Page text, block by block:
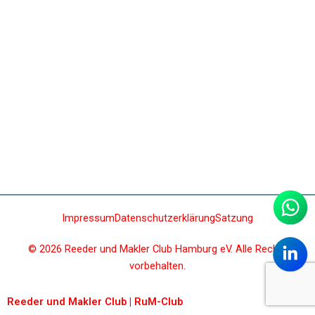
ImpressumDatenschutzerklärungSatzung
© 2026 Reeder und Makler Club Hamburg eV. Alle Rechte
vorbehalten.
Reeder und Makler Club | RuM-Club